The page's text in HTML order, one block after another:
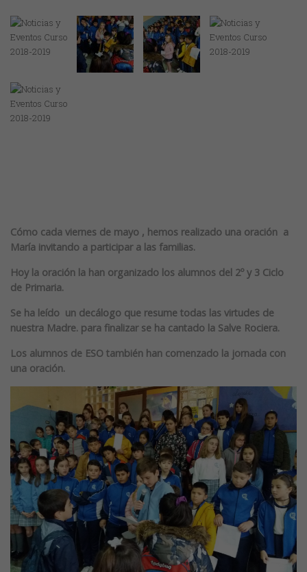
Cómo cada viernes de mayo , hemos realizado una oración a
María invitando a participar a las familias.
Hoy la oración la han organizado los alumnos del 2º y 3 Ciclo
de Primaria.
Se ha leído un decálogo que resume todas las virtudes de
nuestra Madre. para finalizar se ha cantado la Salve Rociera.
Los alumnos de ESO también han comenzado la jornada con
una oración.